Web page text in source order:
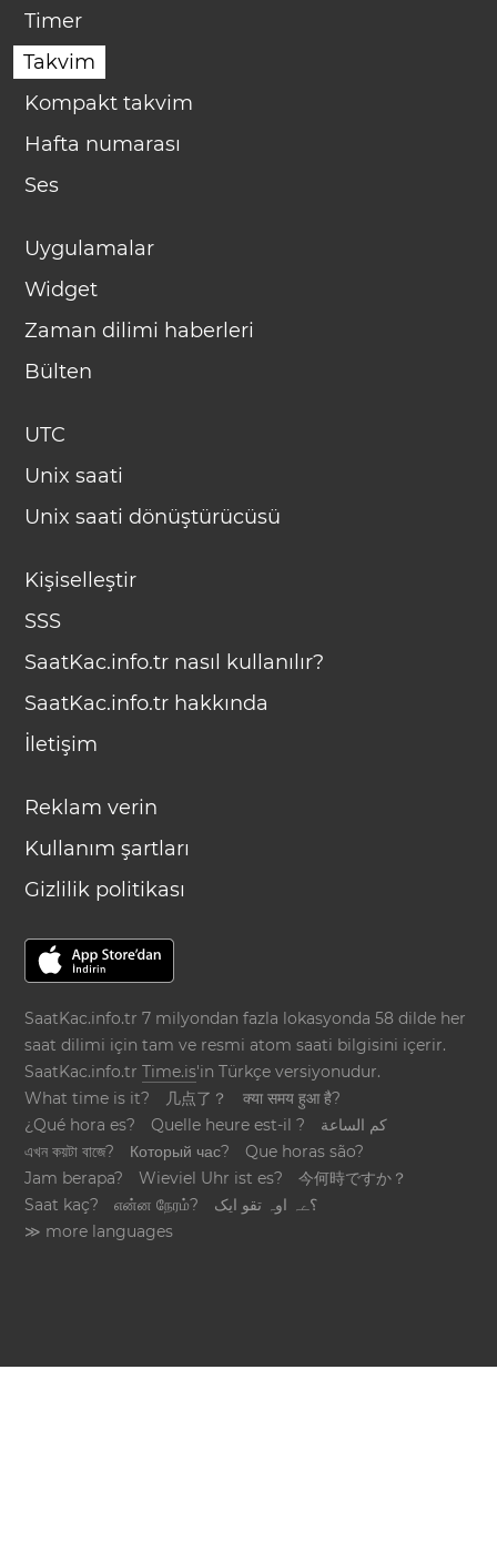
Timer
Takvim
Kompakt takvim
Hafta numarası
Ses
Uygulamalar
Widget
Zaman dilimi haberleri
Bülten
UTC
Unix saati
Unix saati dönüştürücüsü
Kişiselleştir
SSS
SaatKac.info.tr nasıl kullanılır?
SaatKac.info.tr hakkında
İletişim
Reklam verin
Kullanım şartları
Gizlilik politikası
SaatKac.info.tr 7 milyondan fazla lokasyonda 58 dilde her
saat dilimi için tam ve resmi atom saati bilgisini içerir.
SaatKac.info.trTime.is'in Türkçe versiyonudur.
What time is it?
几点了？
क्या समय हुआ है?
¿Qué hora es?
Quelle heure est-il ?
كم الساعة
এখন কয়টা বাজে?
Который час?
Que horas são?
Jam berapa?
Wieviel Uhr ist es?
今何時ですか？
Saat kaç?
என்ன நேரம்?
؟ےہ اوہ تقو ایک
≫ more languages